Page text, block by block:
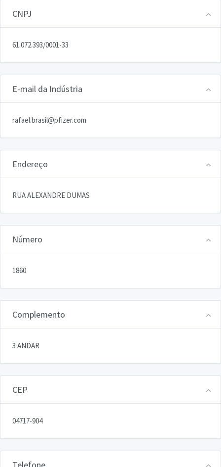
CNPJ
61.072.393/0001-33
E-mail da Indústria
rafael.brasil@pfizer.com
Endereço
RUA ALEXANDRE DUMAS
Número
1860
Complemento
3 ANDAR
CEP
04717-904
Telefone